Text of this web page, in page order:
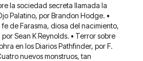
la sociedad secreta llamada la
Palatino, por Brandon Hodge. •
de Farasma, diosa del nacimiento,
Sean K Reynolds. • Terror sobre
en los Diarios Pathfinder, por F.
nuevos monstruos, tan